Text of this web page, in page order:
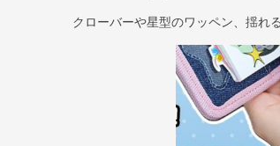
クローバーや星型のワッペン、揺れ